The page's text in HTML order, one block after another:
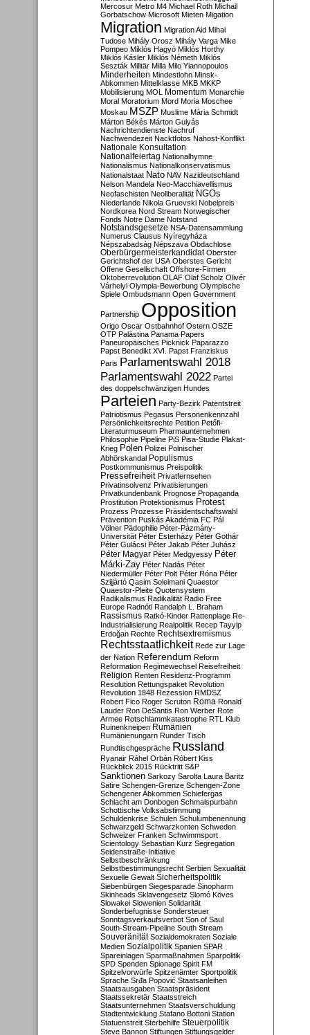
Mercosur Metro M4 Michael Roth Michail
Gorbatschow Microsoft Mieten Migation
Migration Migration Aid Mihai
Tudose Mihály Orosz Mihály Varga Mike
Pompeo Miklós Hagyó Miklós Horthy
Miklós Kásler Miklós Németh Miklós
Seszták Militär Milla Milo Yiannopoulos
Minderheiten Mindestlohn Minsk-
Abkommen Mittelklasse MKB MKKP
Mobilisierung MOL Momentum Monarchie
Moral Moratorium Mord Moria Moschee
Moskau MSZP Muslime Mária Schmidt
Márton Békés Márton Gulyás
Nachrichtendienste Nachruf
Nachwendezeit Nacktfotos Nahost-Konflikt
Nationale Konsultation
Nationalfeiertag Nationalhymne
Nationalismus Nationalkonservatismus
Nationalstaat Nato NAV Nazideutschland
Nelson Mandela Neo-Macchiavellismus
Neofaschisten Neoliberalität NGOs
Niederlande Nikola Gruevski Nobelpreis
Nordkorea Nord Stream Norwegischer
Fonds Notre Dame Notstand
Notstandsgesetze NSA-Datensammlung
Numerus Clausus Nyíregyháza
Népszabadság Népszava Obdachlose
Oberbürgermeisterkandidat Oberster
Gerichtshof der USA Oberstes Gericht
Offene Gesellschaft Offshore-Firmen
Oktoberrevolution OLAF Olaf Scholz Olivér
Várhelyi Olympia-Bewerbung Olympische
Spiele Ombudsmann Open Government
Partnership Opposition
Origo Oscar Ostbahnhof Ostern OSZE
OTP Palästina Panama Papers
Paneuropäisches Picknick Paparazzo
Papst Benedikt XVI. Papst Franziskus
Paris Parlamentswahl 2018
Parlamentswahl 2022 Partei
des doppelschwänzigen Hundes
Parteien Party-Bezirk Patentstreit
Patriotismus Pegasus Personenkennzahl
Persönlichkeitsrechte Petition Petőfi-
Literaturmuseum Pharmaunternehmen
Philosophie Pipeline PiS Pisa-Studie Plakat-
Krieg Polen Polizei Polnischer
Abhörskandal Populismus
Postkommunismus Preispolitik
Pressefreiheit Privatfernsehen
Privatinsolvenz Privatisierungen
Privatkundenbank Prognose Propaganda
Prostitution Protektionismus Protest
Prozess Prozesse Präsidentschaftswahl
Prävention Puskás Akadémia FC Pál
Völner Pädophilie Péter-Pázmány-
Universität Péter Esterházy Péter Gothár
Péter Gulácsi Péter Jakab Péter Juhász
Péter Magyar Péter Medgyessy Péter
Márki-Zay Péter Nadás Péter
Niedermüller Péter Polt Péter Róna Péter
Szijjártó Qasim Soleimani Quaestor
Quaestor-Pleite Quotensystem
Radikalismus Radikalität Radio Free
Europe Radnóti Randalph L. Braham
Rassismus Ratkó-Kinder Rattenplage Re-
Industrialisierung Realpolitik Recep Tayyip
Erdoğan Rechte Rechtsextremismus
Rechtsstaatlichkeit Rede zur Lage
der Nation Referendum Reform
Reformation Regimewechsel Reisefreiheit
Religion Renten Residenz-Programm
Resolution Rettungspaket Revolution
Revolution 1848 Rezession RMDSZ
Robert Fico Roger Scruton Roma Ronald
Lauder Ron DeSantis Ron Werber Rote
Armee Rotschlammkatastrophe RTL Klub
Ruinenkneipen Rumänien
Rumänienungarn Runder Tisch
Rundtischgespräche Russland
Ryanair Ráhel Orbán Róbert Kiss
Rückblick 2015 Rücktritt S&P
Sanktionen Sarkozy Sarolta Laura Baritz
Satire Schengen-Grenze Schengen-Zone
Schengener Abkommen Schiefergas
Schlacht am Donbogen Schmalspurbahn
Schottische Volksabstimmung
Schuldenkrise Schulen Schulumbenennung
Schwarzgeld Schwarzkonten Schweden
Schweizer Franken Schwimmsport
Scientology Sebastian Kurz Segregation
Seidenstraße-Initiative
Selbstbeschränkung
Selbstbestimmungsrecht Serbien Sexualität
Sexuelle Gewalt Sicherheitspolitik
Siebenbürgen Siegesparade Sinopharm
Skinheads Sklavengesetz Slomó Köves
Slowakei Slowenien Solidarität
Sonderbefugnisse Sondersteuer
Sonntagsverkaufsverbot Son of Saul
South-Stream-Pipeline South Stream
Souveränität Sozialdemokraten Soziale
Medien Sozialpolitik Spanien SPAR
Spareinlagen Sparmaßnahmen Sparpolitik
SPD Spenden Spionage Spirit FM
Spitzelvorwürfe Spitzenämter Sportpolitik
Sprache Srđa Popović Staatsanleihen
Staatsausgaben Staatspräsident
Staatssekretär Staatsstreich
Staatsunternehmen Staatsverschuldung
Stadtentwicklung Stafano Bottoni Station
Statuenstreit Sterbehilfe Steuerpolitik
Steve Bannon Stiftungen Stiftungsgelder